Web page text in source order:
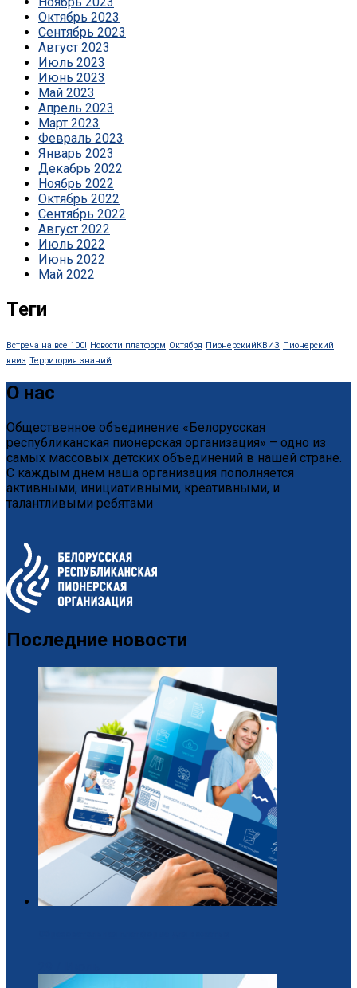
Октябрь 2023
Сентябрь 2023
Август 2023
Июль 2023
Июнь 2023
Май 2023
Апрель 2023
Март 2023
Февраль 2023
Январь 2023
Декабрь 2022
Ноябрь 2022
Октябрь 2022
Сентябрь 2022
Август 2022
Июль 2022
Июнь 2022
Май 2022
Теги
Встреча на все 100! Новости платформ Октября ПионерскийКВИЗ Пионерский
квиз Территория знаний
О нас
Общественное объединение «Белорусская
республиканская пионерская организация» – одно из
самых массовых детских объединений в нашей стране.
С каждым днем наша организация пополняется
активными, инициативными, креативными, и
талантливыми ребятами
Последние новости